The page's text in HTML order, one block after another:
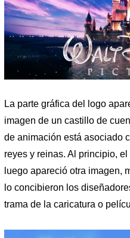
La parte gráfica del logo
imagen de un castillo de
de animación está asociado
reyes y reinas. Al principio,
luego apareció otra imagen,
lo concibieron los
trama de la caricatura o